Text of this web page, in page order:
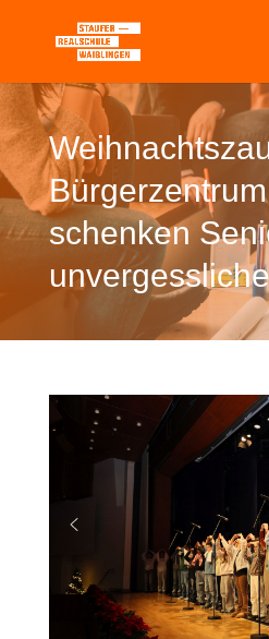
schenken